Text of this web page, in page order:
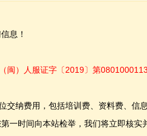
息！
闽）人服证字〔2019〕第
纳费用，包括培训费、资料费、信息
一时间向本站检举，我们将立即核实